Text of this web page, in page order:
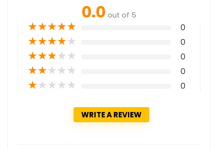
0.0 out of 5
★★★★★ 0
★★★★★ 0
★★★★★ 0
★★★★★ 0
★★★★★ 0
WRITE A REVIEW